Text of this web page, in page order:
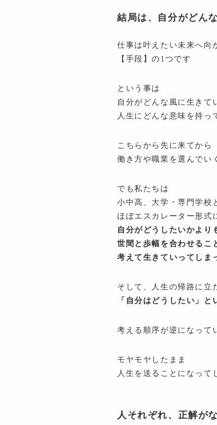
結局は、自分がどん
仕事は叶えたい未来へ向
【手段】の1つです
という事は
自分がどんな風に生きて
人生にどんな意味を持っ
こちらから先に来てから
働き方や職業を選んでいく
でも私たちは
小中高、大学・専門学校
ほぼエスカレーター形式
自分がどうしたいかより
世間と歩幅を合わせるこ
考えて生きていってしま
そして、人生の帰路に立
「自分はどうしたい」と
考える順序が逆になって
モヤモヤしたまま
人生を送ることになって
人それぞれ、正解が